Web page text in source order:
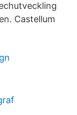
Castellum